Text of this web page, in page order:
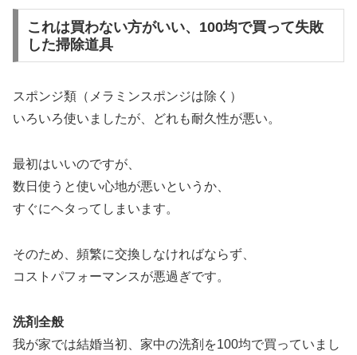
これは買わない方がいい、100均で買って失敗
した掃除道具
スポンジ類 （メラミンスポンジは除く）
いろいろ使いましたが、どれも耐久性が悪い。
最初はいいのですが、
数日使うと使い心地が悪いというか、
すぐにヘタってしまいます。
そのため、頻繁に交換しなければならず、
コストパフォーマンスが悪過ぎです。
洗剤全般
我が家では結婚当初、家中の洗剤を100均で買っていまし